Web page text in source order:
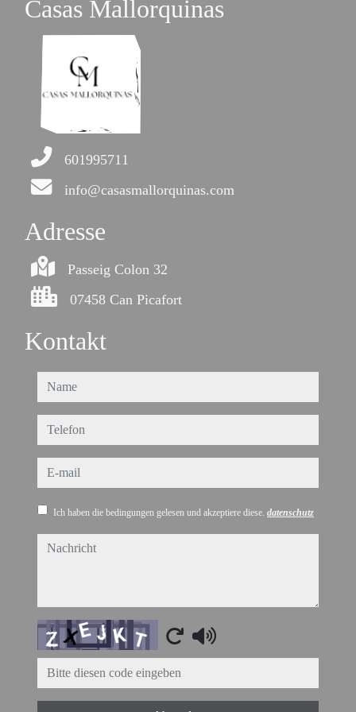
Casas Mallorquinas
601995711
info@casasmallorquinas.com
Adresse
Passeig Colon 32
07458 Can Picafort
Kontakt
name
telefon
e-mail
Ich haben die bedingungen gelesen und akzeptiere diese. datenschutz
nachricht
Captcha